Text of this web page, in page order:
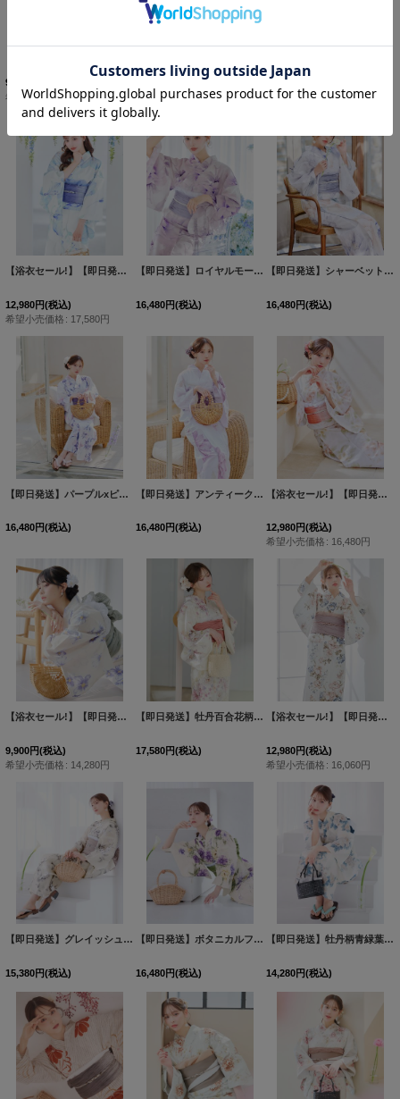
【浴衣セール!】【即日発送】水彩彼岸花柄浴衣 【浴衣３点セット 浴衣/帯/下駄】[OF04/HC03]
9,900
希望小売価格: 14,280円
【浴衣セール!】【即日発送】大柄アイシーミントフラワー浴衣 【浴衣３点セット 浴衣/帯/下駄】[OF04/HC03]三上悠亜着用
希望小売価格: 17,580円
【即日発送】ブルーグレイニュアンスフラワー浴衣 【浴衣３点セット 浴衣/帯/下駄】[OF04]三上悠亜着用
17,580
【浴衣セール!】【即日発送】水彩百合ナチュラルブルー浴衣 【浴衣３点セット 浴衣/帯/下駄】[OF04]Y-9132-nz-dzc-BL-F-25AS
12,980円(税込)
希望小売価格 : 17,580円
【即日発送】ロイヤルモーブ牡丹浴衣 【浴衣３点セット 浴衣/帯/下駄】[OF04]Y-9112-nz-dzh-PL-F-25AS
16,480円(税込)
【即日発送】シャーベットフラワー牡丹浴衣【浴衣３点セット 浴衣/帯/下駄】[FB02]吉木千沙都（ちぃぽぽ）着用
16,480円(税込)
【即日発送】パープルxピンクの百合浴衣 【浴衣３点セット 浴衣/帯/下駄】[FB02] [Y-
16,480円(税込)
【即日発送】アンティークパープルローズ浴衣【浴衣３点セット 浴衣/帯/下駄】[OF04]
16,480円(税込)
【浴衣セール!】【即日発送！】クリームイエロー×オレンジ紫陽花浴衣【浴衣３点セット 浴衣/帯/下駄】[OF04]
12,980円(税込)
希望小売価格 : 16,480円
【浴衣セール!】【即日発送】紫の花揺蕩う浴衣 【浴衣３点セット 浴衣/帯/下駄】[OF04]
9,900円(税込)
希望小売価格 : 14,280円
【即日発送】牡丹百合花柄浴衣 【浴衣３点セット 浴衣/帯/下駄】[OF04]
17,580円(税込)
【浴衣セール!】【即日発送】フローラルピンクブルー浴衣 【浴衣３点セット 浴衣/帯/下駄】[OF04]吉木千沙都（ちぃぽぽ）着用
12,980円(税込)
希望小売価格 : 16,060円
【即日発送】グレイッシュフラワー浴衣 【浴衣３点セット 浴衣/帯/下駄】 [OF04] [Y-
15,380円(税込)
【即日発送】ボタニカルフラワー浴衣 【浴衣３点セット 浴衣/帯/下駄】[OF04]
16,480円(税込)
【即日発送】牡丹柄青緑葉浴衣 【浴衣３点セット 浴衣/帯/下駄】[OF04]
14,280円(税込)